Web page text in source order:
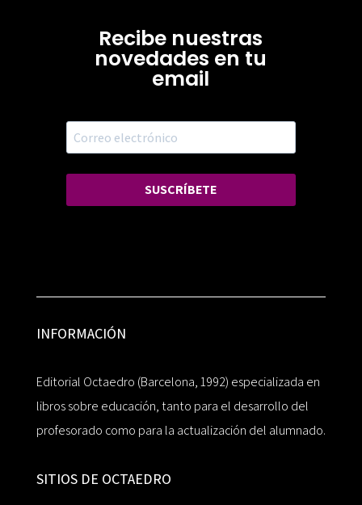
Recibe nuestras
novedades en tu
email
SUSCRÍBETE
INFORMACIÓN
Editorial Octaedro (Barcelona, 1992) especializada en
libros sobre educación, tanto para el desarrollo del
profesorado como para la actualización del alumnado.
SITIOS DE OCTAEDRO